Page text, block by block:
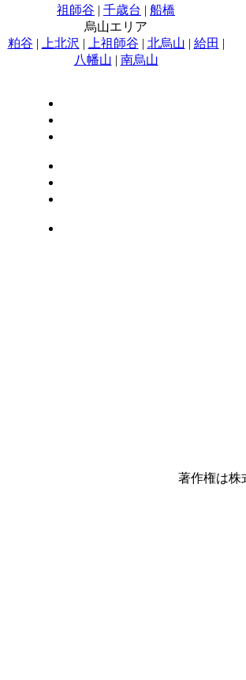
祖師谷 | 千歳台 | 船橋
烏山エリア
粕谷 | 上北沢 | 上祖師谷 | 北烏山 | 給田 |
八幡山 | 南烏山
著作権は株